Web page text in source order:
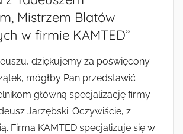
Mistrzem Blatów
w firmie KAMTED”
dziękujemy za poświęcony
mógłby Pan przedstawić
główną specjalizację firmy
Jarzębski: Oczywiście, z
Firma KAMTED specjalizuje się w